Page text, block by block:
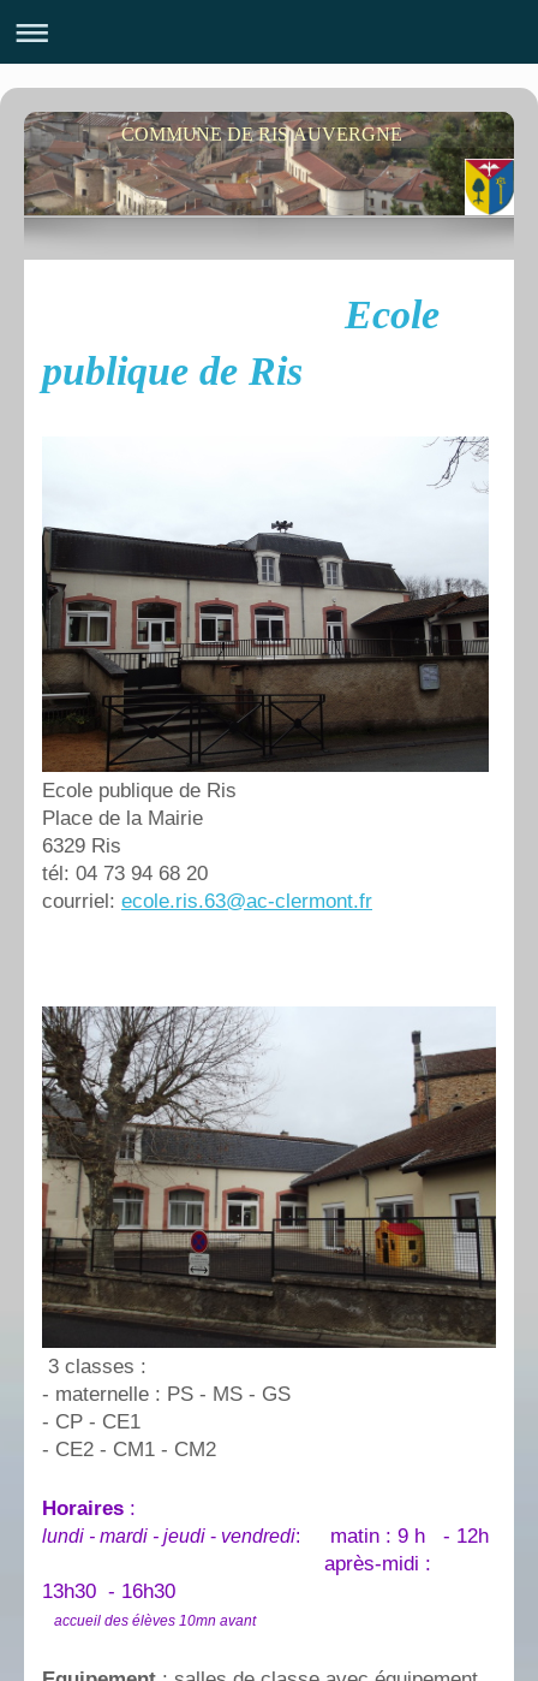
COMMUNE DE RIS AUVERGNE
Ecole
publique de Ris
Ecole publique de Ris
Place de la Mairie
6329 Ris
tél: 04 73 94 68 20
courriel: ecole.ris.63@ac-clermont.fr
3 classes :
- maternelle : PS - MS - GS
- CP - CE1
- CE2 - CM1 - CM2
Horaires :
lundi - mardi - jeudi - vendredi:
matin : 9 h - 12h
après-midi :
13h30 - 16h30
accueil des élèves 10mn avant